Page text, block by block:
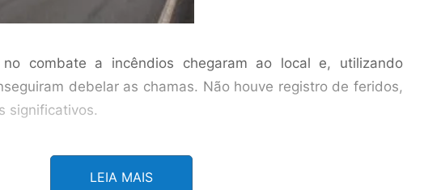
no combate a incêndios chegaram ao local e, utilizando
debelar as chamas. Não houve registro de feridos,
significativos.
LEIA MAIS